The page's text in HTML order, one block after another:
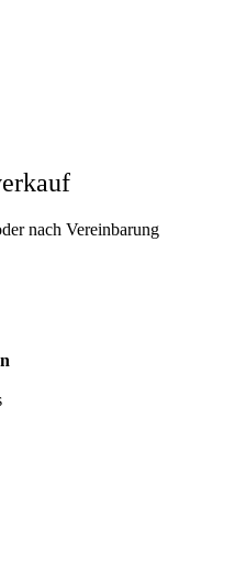
nach Vereinbarung